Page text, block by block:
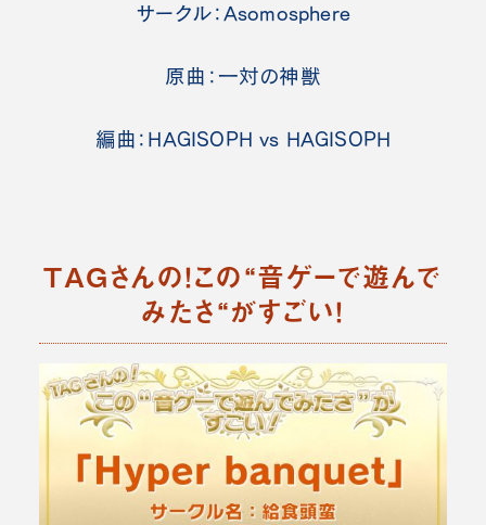
サークル：Asomosphere
原曲：一対の神獣
編曲：HAGISOPH vs HAGISOPH
TAGさんの！この“音ゲーで遊んで
みたさ“がすごい！